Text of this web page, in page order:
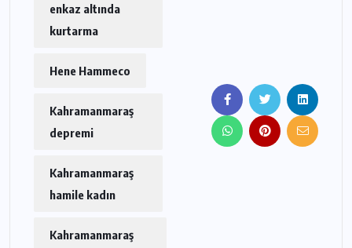
enkaz altında
kurtarma
Hene Hammeco
Kahramanmaraş
depremi
Kahramanmaraş
hamile kadın
Kahramanmaraş